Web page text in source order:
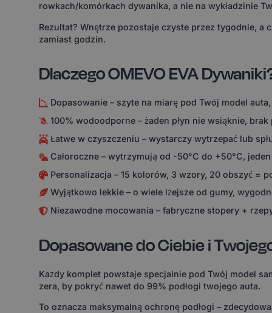
rowkach/komórkach dywanika, a nie na wykładzinie
Rezultat? Wnętrze pozostaje czyste przez tygodnie, a
zamiast godzin.
Dlaczego OMEVO EVA
Dopasowanie – szyte na miarę pod Twój model
100% wodoodporne – żaden płyn nie wsiąknie,
Łatwe w czyszczeniu – wystarczy wytrzepać lub
Całoroczne – wytrzymują od -50°C do +50°C,
Personalizacja – 15 kolorów, 3 wzory, 20 obszyć =
Wyjątkowo lekkie – o wiele lżejsze od gumy,
Niezawodne mocowania – fabryczne stopery +
Dopasowane do Ciebie i
Każdy komplet powstaje specjalnie pod Twój model
zera, by pokryć nawet do 99% podłogi twojego auta.
To oznacza maksymalną ochronę podłogi –